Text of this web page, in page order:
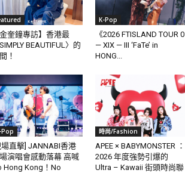
金奎鐘專訪】香港最
SIMPLY BEAUTIFUL〉的
！
K-Pop
《2026 FTISLAND TOUR 0
— XIX — III ‘FaTe’ in
HONG...
Pop
場直擊] JANNABI香港
演唱會感動落幕 高喊
Hong Kong！No
時尚/Fashion
APEE × BABYMONSTER ：
2026 年度強勢引爆的
Ultra – Kawaii 街頭時尚聯